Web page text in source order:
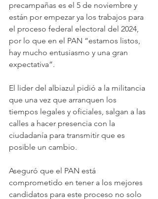
precampañas es el 5 de noviembre y
están por empezar ya los trabajos para
el proceso federal electoral del 2024,
por lo que en el PAN “estamos listos,
hay mucho entusiasmo y una gran
expectativa”.
El lider del albiazul pidió a la militancia
que una vez que arranquen los
tiempos legales y oficiales, salgan a las
calles a hacer presencia con la
ciudadanía para transmitir que es
posible un cambio.
Aseguró que el PAN está
comprometido en tener a los mejores
candidatos para este proceso no solo